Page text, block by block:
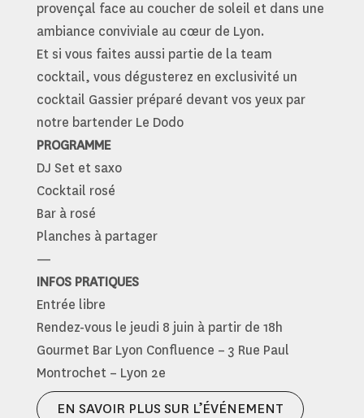
provençal face au coucher de soleil et dans une
ambiance conviviale au cœur de Lyon.
Et si vous faites aussi partie de la team
cocktail, vous dégusterez en exclusivité un
cocktail Gassier préparé devant vos yeux par
notre bartender Le Dodo
PROGRAMME
DJ Set et saxo
Cocktail rosé
Bar à rosé
Planches à partager
—
INFOS PRATIQUES
Entrée libre
Rendez-vous le jeudi 8 juin à partir de 18h
Gourmet Bar Lyon Confluence – 3 Rue Paul
Montrochet – Lyon 2e
EN SAVOIR PLUS SUR L’ÉVÉNEMENT